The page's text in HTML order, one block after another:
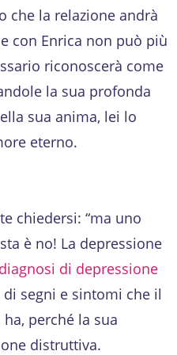
che la relazione andrà
con Enrica non può più
riconoscerà come
la sua profonda
sua anima, lei lo
eterno.
chiedersi: “ma uno
è no! La depressione
diagnosi di depressione
segni e sintomi che il
perché la sua
distruttiva.